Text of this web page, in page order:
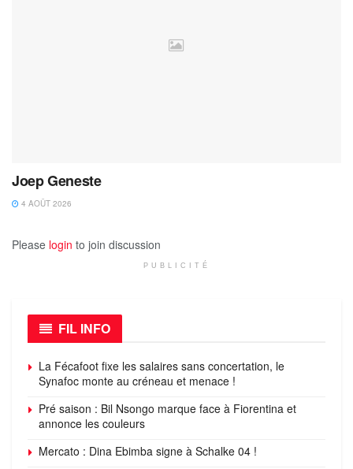
Joep Geneste
4 AOÛT 2026
Please login to join discussion
PUBLICITÉ
FIL INFO
La Fécafoot fixe les salaires sans concertation, le
Synafoc monte au créneau et menace !
Pré saison : Bil Nsongo marque face à Fiorentina et
annonce les couleurs
Mercato : Dina Ebimba signe à Schalke 04 !